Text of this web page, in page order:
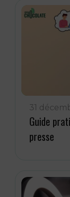
31
Guide
presse